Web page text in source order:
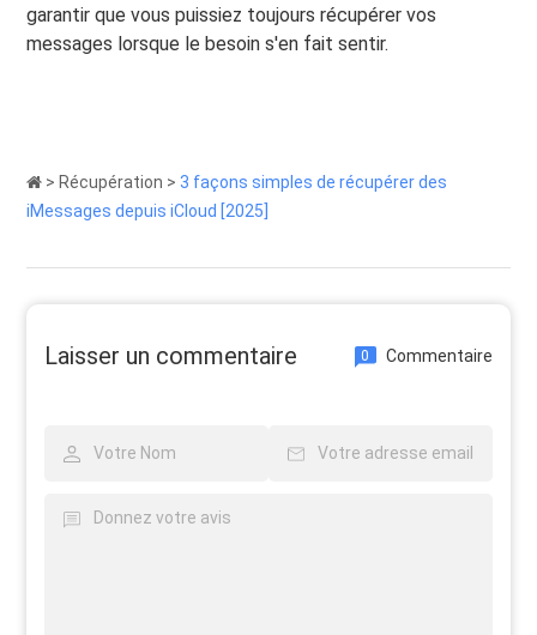
garantir que vous puissiez toujours récupérer vos
messages lorsque le besoin s'en fait sentir.
>Récupération > 3 façons simples de récupérer des
iMessages depuis iCloud [2025]
Laisser un commentaire 0 Commentaire